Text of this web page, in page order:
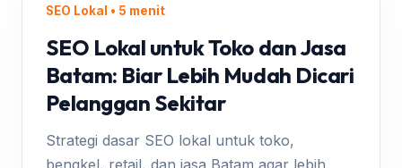
SEO Lokal • 5 menit
SEO Lokal untuk Toko dan Jasa
Batam: Biar Lebih Mudah Dicari
Pelanggan Sekitar
Strategi dasar SEO lokal untuk toko,